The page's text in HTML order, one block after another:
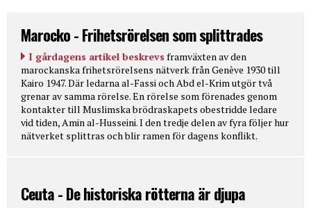
Marocko - Frihetsrörelsen som splittrades
I gårdagens artikel beskrevs framväxten av den
marockanska frihetsrörelsens nätverk från Genève 1930 till
Kairo 1947. Där ledarna al-Fassi och Abd el-Krim utgör två
grenar av samma rörelse. En rörelse som förenades genom
kontakter till Muslimska brödraskapets obestridde ledare
vid tiden, Amin al-Husseini. I den tredje delen av fyra följer hur
nätverket splittras och blir ramen för dagens konflikt.
Ceuta - De historiska rötterna är djupa